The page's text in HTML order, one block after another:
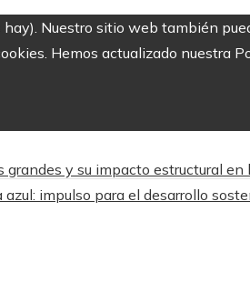
Nuestro sitio web también
Hemos actualizado nuestra
grandes y su impacto estructural
impulso para el desarrollo